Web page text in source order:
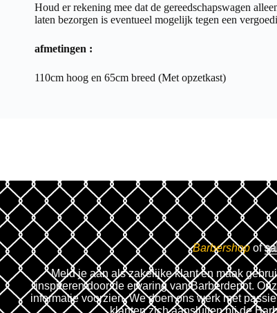
Houd er rekening mee dat de gereedschapswagen
laten bezorgen is eventueel mogelijk tegen een
afmetingen :
110cm hoog en 65cm breed (Met opzetkast)
Barbershop of
Meld je aan als zakelijke klant en maak
inspireren door de ervaring van Barberdepot.
informatie voorzien. We doen ons werk met
klanten zich aansluiten bij de